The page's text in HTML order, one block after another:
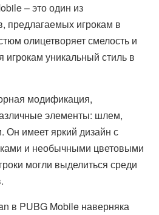
– это один из
предлагаемых игрокам в
олицетворяет смелость и
уникальный стиль в
модификация,
элементы: шлем,
Он имеет яркий дизайн с
и необычными цветовыми
могли выделиться среди
в PUBG Mobile наверняка